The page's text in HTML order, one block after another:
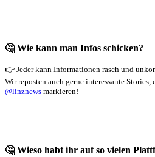
🤔 Wie kann man Infos schicken?
👉 Jeder kann Informationen rasch und
Wir reposten auch gerne interessante Stories,
@linznews markieren!
🤔 Wieso habt ihr auf so vielen